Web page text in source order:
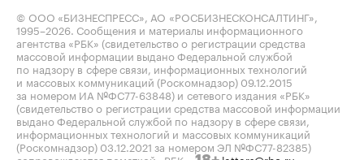
© ООО «БИЗНЕСПРЕСС», АО «РОСБИЗНЕСКОНСАЛТИНГ»,
1995–2026 . Сообщения и материалы информационного
агентства «РБК» (свидетельство о регистрации средства
массовой информации выдано Федеральной службой
по надзору в сфере связи, информационных технологий
и массовых коммуникаций (Роскомнадзор) 09.12.2015
за номером ИА №ФС77-63848) и сетевого издания «РБК»
(свидетельство о регистрации средства массовой информации
выдано Федеральной службой по надзору в сфере связи,
информационных технологий и массовых коммуникаций
(Роскомнадзор) 03.12.2021 за номером ЭЛ №ФС77-82385)